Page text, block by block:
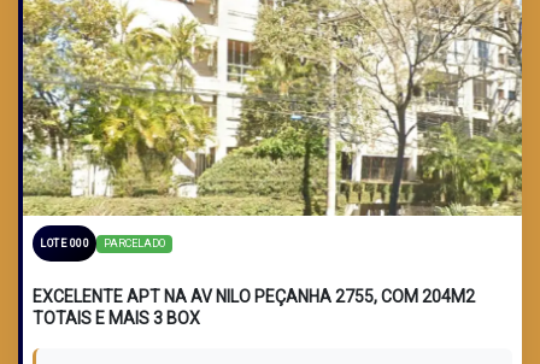
LOTE 000 PARCELADO
EXCELENTE APT NA AV NILO PEÇANHA 2755, COM 204M2
TOTAIS E MAIS 3 BOX